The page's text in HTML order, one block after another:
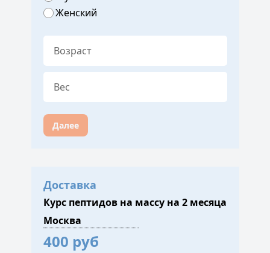
Женский
Далее
Доставка
Курс пептидов на массу на 2 месяца
400 руб